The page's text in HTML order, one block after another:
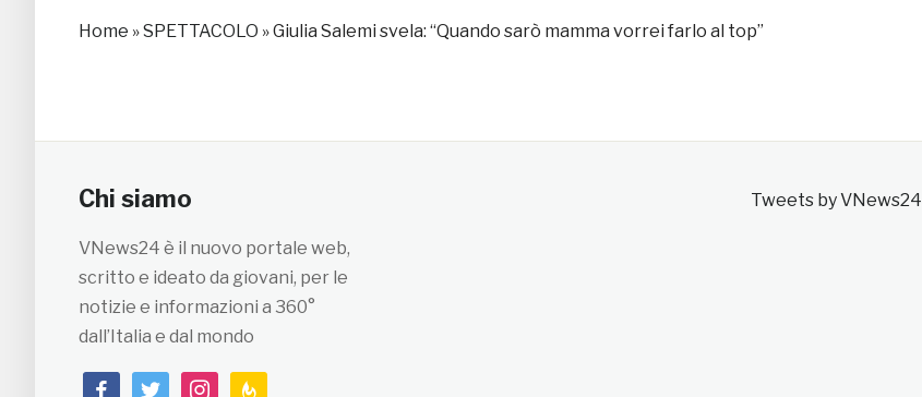
Home »SPETTACOLO »Giulia Salemi svela: “Quando sarò mamma vorrei farlo al top”
Chi siamo
VNews24 è il nuovo portale web,
scritto e ideato da giovani, per le
notizie e informazioni a 360°
dall’Italia e dal mondo
facebooktwitterinstagramfeedburner
Tweets by VNews24